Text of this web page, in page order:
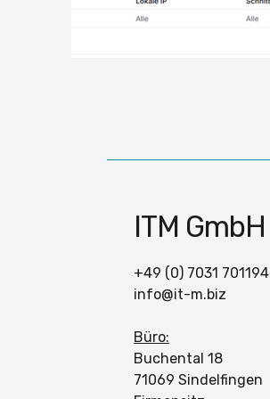
ITM GmbH
+49 (0) 7031 701194
info@it-m.biz
Büro:
Buchental 18
71069 Sindelfingen